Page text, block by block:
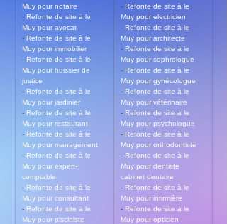
Muy pour notaire
- Refonte de site à le
Muy pour avocat
- Refonte de site à le
Muy pour immobilier
- Refonte de site à le
Muy pour huissier de
justice
- Refonte de site à le
Muy pour jardinier
- Refonte de site à le
Muy pour restaurant
- Refonte de site à le
Muy pour management
- Refonte de site à le
Muy pour expert-
comptable
- Refonte de site à le
Muy pour consultant
- Refonte de site à le
Muy pour pisciniste
- Refonte de site à le
Muy pour electricien
- Refonte de site à le
Muy pour architecte
- Refonte de site à le
Muy pour sophrologue
- Refonte de site à le
Muy pour gynécologue
- Refonte de site à le
Muy pour vétérinaire
- Refonte de site à le
Muy pour psychologue
- Refonte de site à le
Muy pour orthodontiste
- Refonte de site à le
Muy pour dentiste
cabinet dentaire
- Refonte de site à le
Muy pour infirmière
- Refonte de site à le
Muy pour opticien